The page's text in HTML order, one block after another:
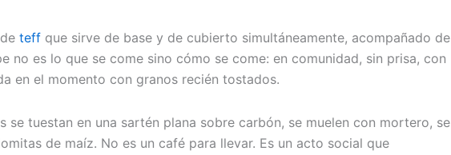
teff que sirve de base y de cubierto simultáneamente, acompañado de
es lo que se come sino cómo se come: en comunidad, sin prisa, con
en el momento con granos recién tostados.
tuestan en una sartén plana sobre carbón, se muelen con mortero, se
de maíz. No es un café para llevar. Es un acto social que